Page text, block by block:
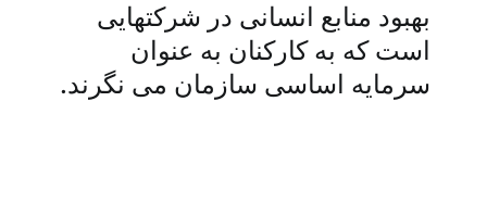
بهبود منابع انسانی در شرکتهایی
است که به کارکنان به عنوان
سرمایه اساسی سازمان می نگرند.